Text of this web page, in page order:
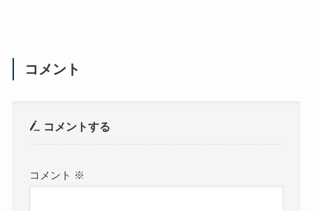
コメント
コメントする
コメント ※